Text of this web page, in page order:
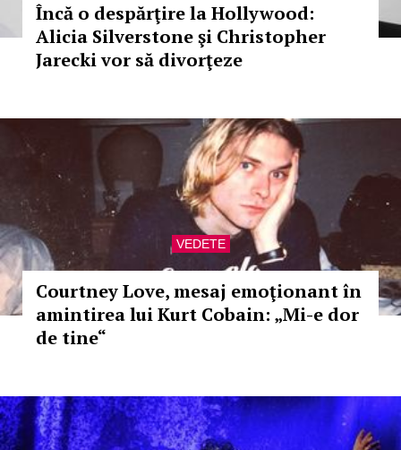
Încă o despărţire la Hollywood:
Alicia Silverstone şi Christopher
Jarecki vor să divorţeze
VEDETE
Courtney Love, mesaj emoţionant în
amintirea lui Kurt Cobain: „Mi-e dor
de tine“